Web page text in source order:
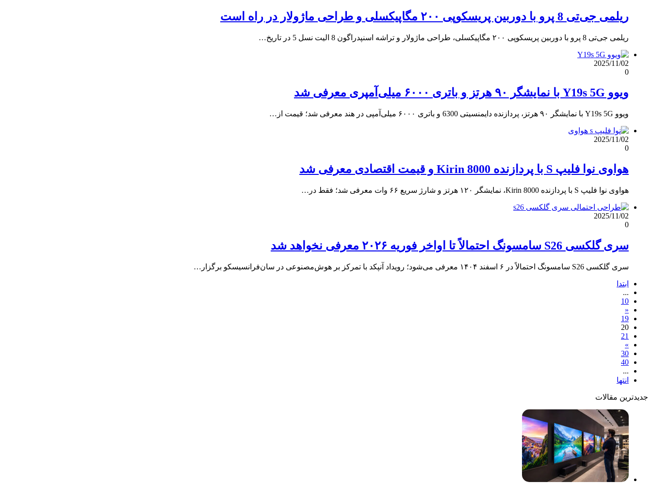
ریلمی جی‌تی 8 پرو با دوربین پریسکوپی ۲۰۰ مگاپیکسلی و طراحی ماژولار در راه است
ریلمی جی‌تی 8 پرو با دوربین پریسکوپی ۲۰۰ مگاپیکسلی، طراحی ماژولار و تراشه اسنپدراگون 8 الیت نسل 5 در تاریخ…
2025/11/02
0
ویوو Y19s 5G با نمایشگر ۹۰ هرتز و باتری ۶۰۰۰ میلی‌آمپری معرفی شد
ویوو Y19s 5G با نمایشگر ۹۰ هرتز، پردازنده دایمنسیتی 6300 و باتری ۶۰۰۰ میلی‌آمپی در هند معرفی شد؛ قیمت از…
2025/11/02
0
هواوی نوا فلیپ S با پردازنده Kirin 8000 و قیمت اقتصادی معرفی شد
هواوی نوا فلیپ S با پردازنده Kirin 8000، نمایشگر ۱۲۰ هرتز و شارژ سریع ۶۶ وات معرفی شد؛ فقط در…
2025/11/02
0
سری گلکسی S26 سامسونگ احتمالاً تا اواخر فوریه ۲۰۲۶ معرفی نخواهد شد
سری گلکسی S26 سامسونگ احتمالاً در ۶ اسفند ۱۴۰۴ معرفی می‌شود؛ رویداد آنپکد با تمرکز بر هوش‌مصنوعی در سان‌فرانسیسکو برگزار…
ابتدا
...
10
«
19
20
21
»
30
40
...
انتها
جدیدترین مقالات